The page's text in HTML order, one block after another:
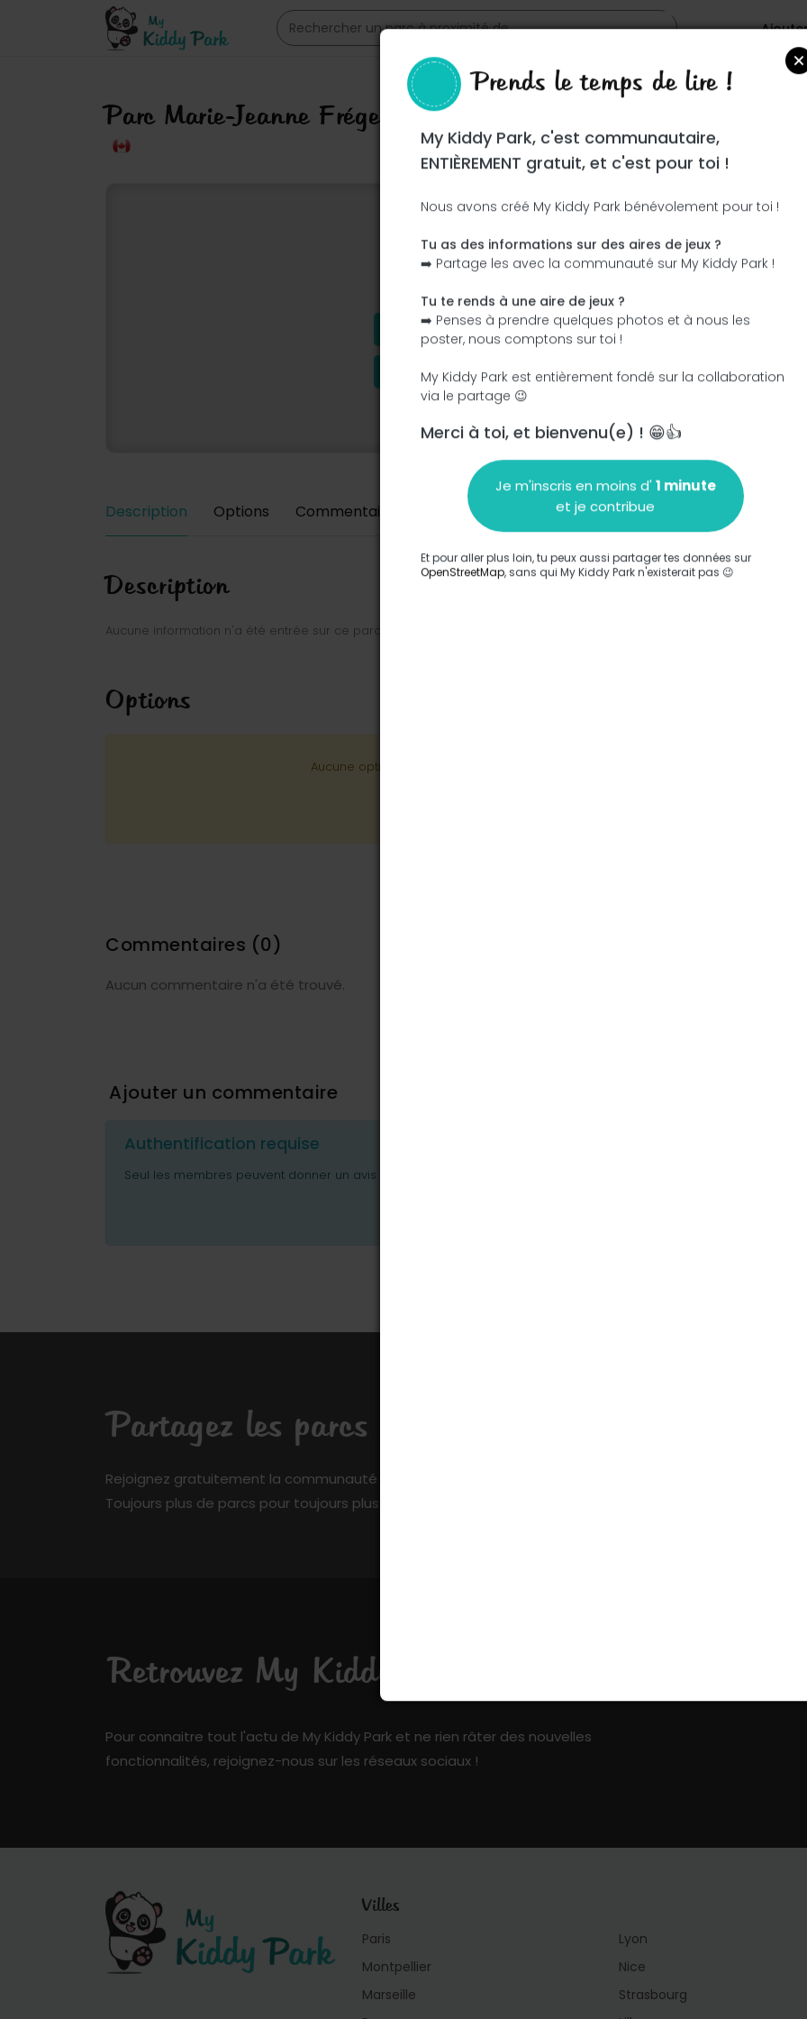
Parc Marie-Jeanne Frégeau
Ce parc n'a pas encore été visité ! À toi de jouer !
J'ajoute le nom J'ajoute des photos
J'ajoute une description J'ajoute les équipements
Description Options Commentaires Ajouter un commentaire
Description
Aucune information n'a été entrée sur ce parc.
Options
Aucune option n'a été entrée sur ce parc.
Commentaires (0)
Aucun commentaire n'a été trouvé.
Ajouter un commentaire
Authentification requise
Seul les membres peuvent donner un avis ou poser des questions.
Partagez les parcs que vous connaissez
Rejoignez gratuitement la communauté de My Kiddy Park et ajoutez votre pierre à l’édifice !
Toujours plus de parcs pour toujours plus de fun !
Retrouvez My Kiddy Park sur les réseaux sociaux !
Pour connaitre tout l'actu de My Kiddy Park et ne rien râter des nouvelles
fonctionnalités, rejoignez-nous sur les réseaux sociaux !
Villes
Paris
Montpellier
Marseille
Lyon
Nice
Strasbourg
Prends le temps de lire !
My Kiddy Park, c'est communautaire,
ENTIÈREMENT gratuit, et c'est pour toi !
Nous avons créé My Kiddy Park bénévolement pour toi !
Tu as des informations sur des aires de jeux ?
➡️ Partage les avec la communauté sur My Kiddy Park !
Tu te rends à une aire de jeux ?
➡️ Penses à prendre quelques photos et à nous les
poster, nous comptons sur toi !
My Kiddy Park est entièrement fondé sur la collaboration
via le partage 😉
Merci à toi, et bienvenu(e) ! 😁👍
Je m'inscris en moins d'1 minute
et je contribue
Et pour aller plus loin, tu peux aussi partager tes données sur
OpenStreetMap, sans qui My Kiddy Park n'existerait pas 😉